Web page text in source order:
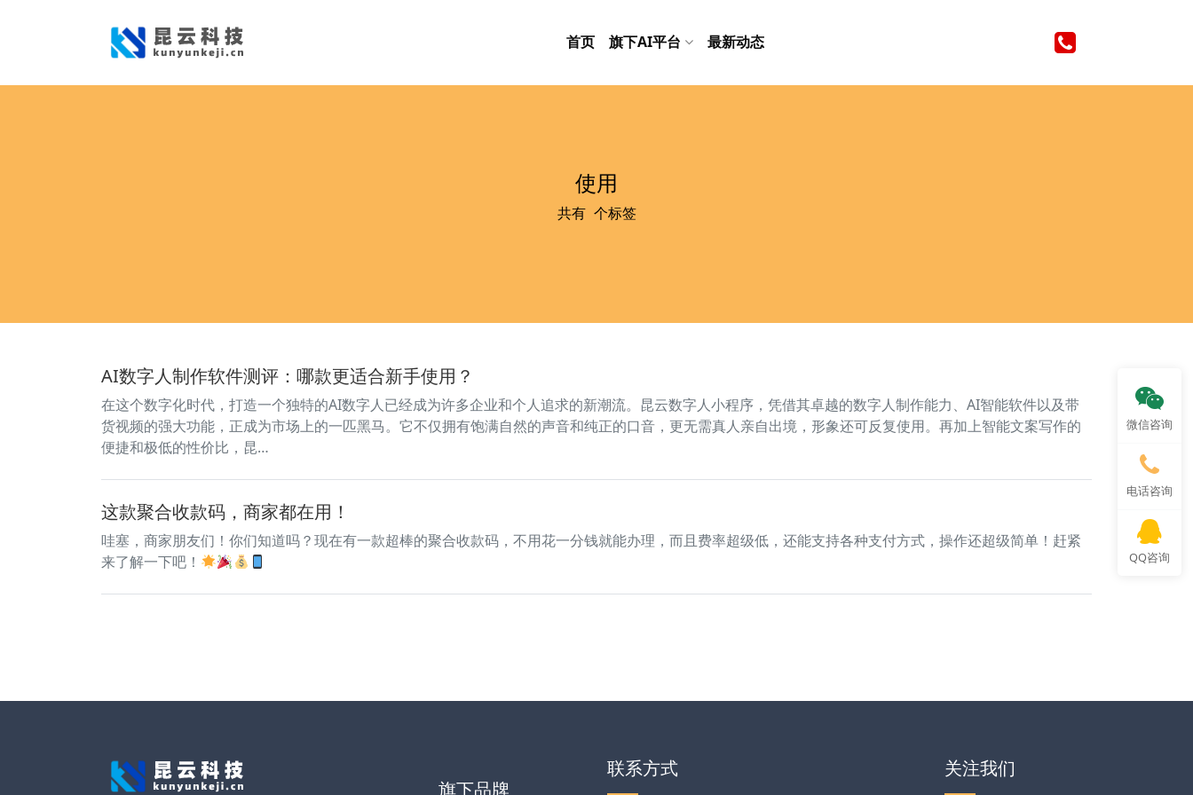
首页 旗下AI平台 最新动态
使用
共有2 个标签
AI数字人制作软件测评：哪款更适合新手使用？
在这个数字化时代，打造一个独特的AI数字人已经成为许多企业和个人追求的新潮流。昆云数字人小程序，凭借其卓越的数字人制作能力、AI智能软件以及带
货视频的强大功能，正成为市场上的一匹黑马。它不仅拥有饱满自然的声音和纯正的口音，更无需真人亲自出境，形象还可反复使用。再加上智能文案写作的
便捷和极低的性价比，昆…
这款聚合收款码，商家都在用！
哇塞，商家朋友们！你们知道吗？现在有一款超棒的聚合收款码，不用花一分钱就能办理，而且费率超级低，还能支持各种支付方式，操作还超级简单！赶紧
来了解一下吧！
旗下品牌
联系方式 关注我们
微信咨询
电话咨询
QQ咨询